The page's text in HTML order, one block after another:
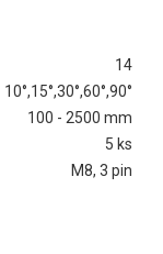
14
10°,15°,30°,60°,90°
100 - 2500 mm
5 ks
M8, 3 pin